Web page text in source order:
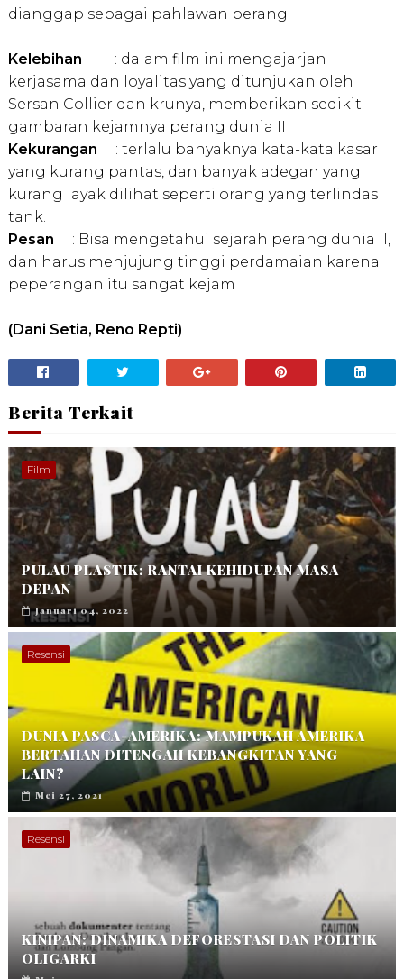
dianggap sebagai pahlawan perang.
Kelebihan : dalam film ini mengajarjan
kerjasama dan loyalitas yang ditunjukan oleh
Sersan Collier dan krunya, memberikan sedikit
gambaran kejamnya perang dunia II
Kekurangan
: terlalu banyaknya kata-kata kasar
yang kurang pantas, dan banyak adegan yang
kurang layak dilihat seperti orang yang terlindas
tank.
Pesan
: Bisa mengetahui sejarah perang dunia II,
dan harus menjujung tinggi perdamaian karena
peperangan itu sangat kejam
(Dani Setia, Reno Repti)
Berita Terkait
Film
PULAU PLASTIK: RANTAI KEHIDUPAN MASA
DEPAN
Januari 04, 2022
Resensi
DUNIA PASCA-AMERIKA: MAMPUKAH AMERIKA
BERTAHAN DITENGAH KEBANGKITAN YANG
LAIN?
Mei 27, 2021
Resensi
KINIPAN: DINAMIKA DEFORESTASI DAN POLITIK
OLIGARKI